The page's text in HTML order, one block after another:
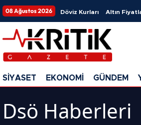
08 Ağustos 2026 Döviz Kurları Altın
SİYASET EKONOMİ GÜNDEM
Dsö Haberleri